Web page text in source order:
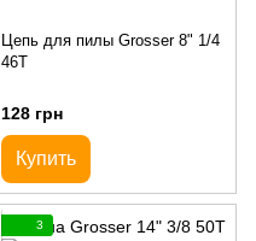
Цепь для пилы Grosser 8" 1/4
46T
128 грн
Купить
3